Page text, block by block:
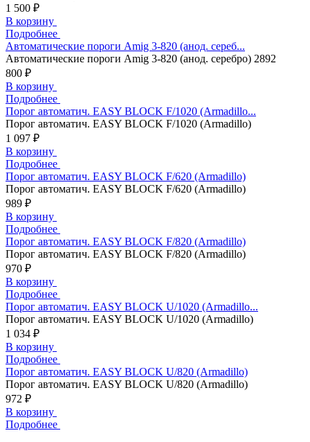
1 500 ₽
В корзину
Подробнее
Автоматические пороги Amig 3-820 (анод. сереб...
Автоматические пороги Amig 3-820 (анод. серебро) 2892
800 ₽
В корзину
Подробнее
Порог автоматич. EASY BLOCK F/1020 (Armadillo...
Порог автоматич. EASY BLOCK F/1020 (Armadillo)
1 097 ₽
В корзину
Подробнее
Порог автоматич. EASY BLOCK F/620 (Armadillo)
Порог автоматич. EASY BLOCK F/620 (Armadillo)
989 ₽
В корзину
Подробнее
Порог автоматич. EASY BLOCK F/820 (Armadillo)
Порог автоматич. EASY BLOCK F/820 (Armadillo)
970 ₽
В корзину
Подробнее
Порог автоматич. EASY BLOCK U/1020 (Armadillo...
Порог автоматич. EASY BLOCK U/1020 (Armadillo)
1 034 ₽
В корзину
Подробнее
Порог автоматич. EASY BLOCK U/820 (Armadillo)
Порог автоматич. EASY BLOCK U/820 (Armadillo)
972 ₽
В корзину
Подробнее